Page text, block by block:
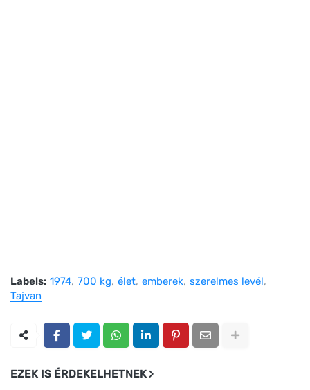
Labels: 1974 700 kg élet emberek szerelmes levél
Tajvan
EZEK IS ÉRDEKELHETNEK